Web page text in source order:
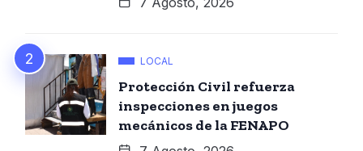
LOCAL
Protección Civil refuerza
inspecciones en juegos
mecánicos de la FENAPO